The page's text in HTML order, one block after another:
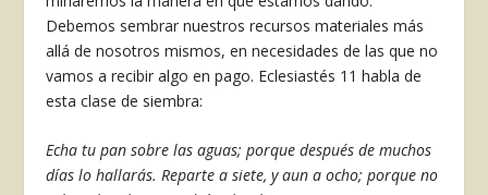
Debemos sembrar nuestros recursos materiales más
allá de nosotros mismos, en necesidades de las que no
vamos a recibir algo en pago. Eclesiastés 11 ha­bla de
esta clase de siembra:
Echa tu pan sobre las aguas; porque después de muchos
días lo hallarás. Reparte a siete, y aun a ocho; porque no